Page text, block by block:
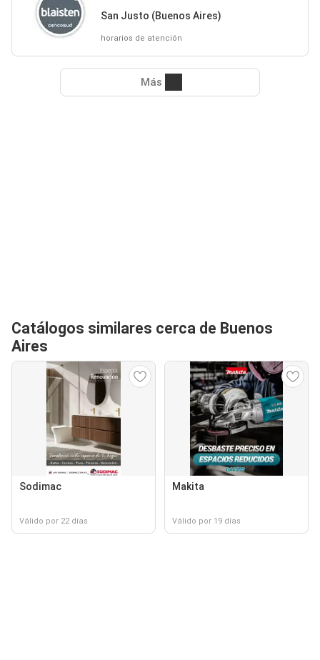
San Justo (Buenos Aires)
horarios de atención
Más
Catálogos similares cerca de Buenos
Aires
Sodimac
Válido por 22 días
Makita
Válido por 19 días